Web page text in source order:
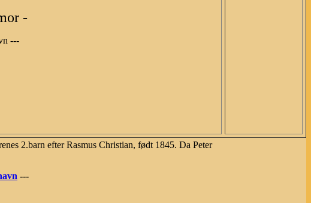
-
---
2.barn efter Rasmus Christian, født 1845. Da Peter
---